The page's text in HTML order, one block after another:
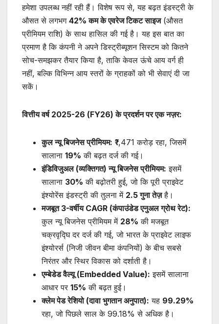
हमेशा उपलब्ध नहीं रही हैं। विशेष रूप से, यह बढ़त इंडस्ट्री के
औसत से लगभग 42%कम के एवरेज टिकट साइज(औसत
प्रीमियम राशि) के साथ हासिल की गई है। यह इस बात का
प्रमाण है कि कंपनी ने अपने डिस्ट्रीब्यूशन सिस्टम को कितने
सोच-समझकर तैयार किया है, ताकि केवल ऊंचे आय वर्ग ही
नहीं, बल्कि विभिन्न आय स्तरों के ग्राहकों को भी सेवाएं दी जा
सकें।
वित्तीय वर्ष 2025-26 (FY26)के प्रदर्शन पर एक नज़र:
कुल न्यू बिजनेस प्रीमियम: ₹1,471 करोड़ रहा, जिसमें
सालाना 19% की बढ़त दर्ज की गई।
इंडिविजुअल (व्यक्तिगत) न्यू बिजनेस प्रीमियम: इसमें
सालाना 30% की बढ़ोतरी हुई, जो कि पूरी प्राइवेट
इंश्योरेंस इंडस्ट्री की तुलना में 2.5गुना तेज़है।
मजबूत 3-वर्षीय CAGR (कंपाउंडेड एनुअल ग्रोथ रेट):
कुल न्यू बिजनेस प्रीमियम में 28% की मजबूत
चक्रवृद्घि दर दर्ज की गई, जो भारत के प्राइवेट लाइफ
इंश्योरर्स (निजी जीवन बीमा कंपनियों) के बीच सबसे
निरंतर और स्थिर विकास को दर्शाती है।
एम्बेडेड वैल्यू (Embedded Value): इसमें सालाना
आधार पर 15% की बढ़त हुई।
क्लेम पेड रेशियो (दावा भुगतान अनुपात): यह 99.29%
रहा, जो पिछले साल के 99.18% से अधिक है।